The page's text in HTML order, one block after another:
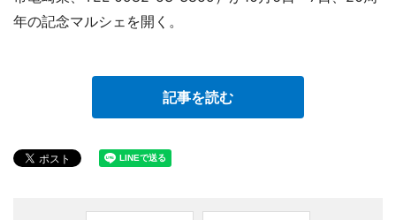
年の記念マルシェを開く。
記事を読む